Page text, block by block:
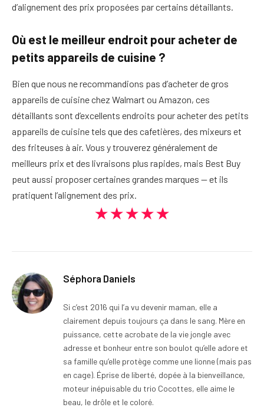
d’alignement des prix proposées par certains détaillants.
Où est le meilleur endroit pour acheter de
petits appareils de cuisine ?
Bien que nous ne recommandions pas d’acheter de gros
appareils de cuisine chez Walmart ou Amazon, ces
détaillants sont d’excellents endroits pour acheter des petits
appareils de cuisine tels que des cafetières, des mixeurs et
des friteuses à air. Vous y trouverez généralement de
meilleurs prix et des livraisons plus rapides, mais Best Buy
peut aussi proposer certaines grandes marques — et ils
pratiquent l’alignement des prix.
★★★★★
Séphora Daniels
Si c’est 2016 qui l’a vu devenir maman, elle a
clairement depuis toujours ça dans le sang. Mère en
puissance, cette acrobate de la vie jongle avec
adresse et bonheur entre son boulot qu’elle adore et
sa famille qu’elle protège comme une lionne (mais pas
en cage). Éprise de liberté, dopée à la bienveillance,
moteur inépuisable du trio Cocottes, elle aime le
beau, le drôle et le coloré.